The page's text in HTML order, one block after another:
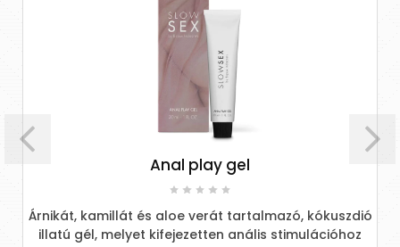
Anal play gel
Árnikát, kamillát és aloe verát tartalmazó, kókuszdió
illatú gél, melyet kifejezetten anális stimulációhoz